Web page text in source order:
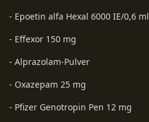
- Epoetin alfa Hexal 6000 IE/0,6 ml
- Effexor 150 mg
- Alprazolam-Pulver
- Oxazepam 25 mg
- Pfizer Genotropin Pen 12 mg